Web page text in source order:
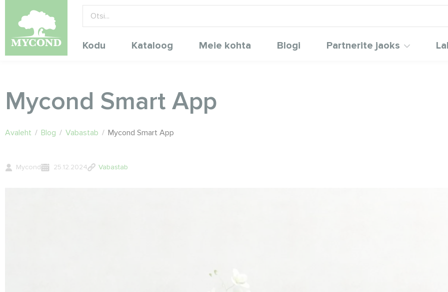
Kodu Kataloog Meie kohta Blogi Partnerite jaoks
Mycond Smart App
Avaleht / Blog / Vabastab / Mycond Smart App
Mycond 25.12.2024 Vabastab